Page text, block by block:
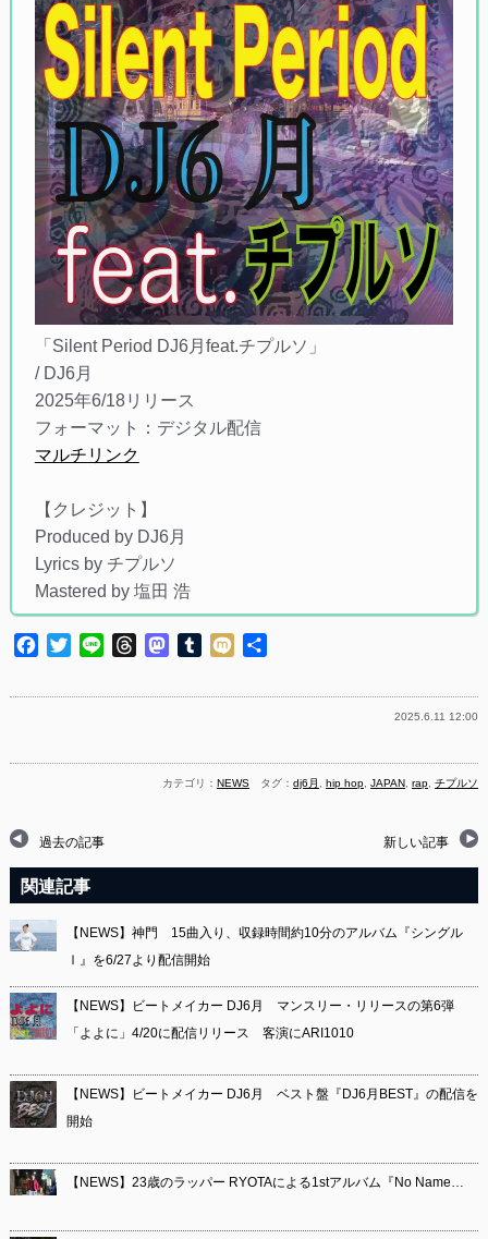
「Silent Period DJ6月feat.チプルソ」
/ DJ6月
2025年6/18リリース
フォーマット：デジタル配信
マルチリンク
【クレジット】
Produced by DJ6月
Lyrics by チプルソ
Mastered by 塩田 浩
Facebook
TwitterLine ThreadsMastodon
Tumblr
Mixi
2025.6.11 12:00
カテゴリ： NEWS タグ：dj6月 , hip hop,JAPAN,rap,チプルソ
過去の記事 新しい記事
関連記事
【NEWS】神門 15曲入り、収録時間約10分のアルバム『シングル
Ⅰ』を6/27より配信開始
【NEWS】ビートメイカー DJ6月 マンスリー・リリースの第6弾
「よよに」4/20に配信リリース 客演にARI1010
【NEWS】ビートメイカー DJ6月 ベスト盤『DJ6月BEST』の配信を
開始
【NEWS】23歳のラッパー RYOTAによる1stアルバム『No Name…